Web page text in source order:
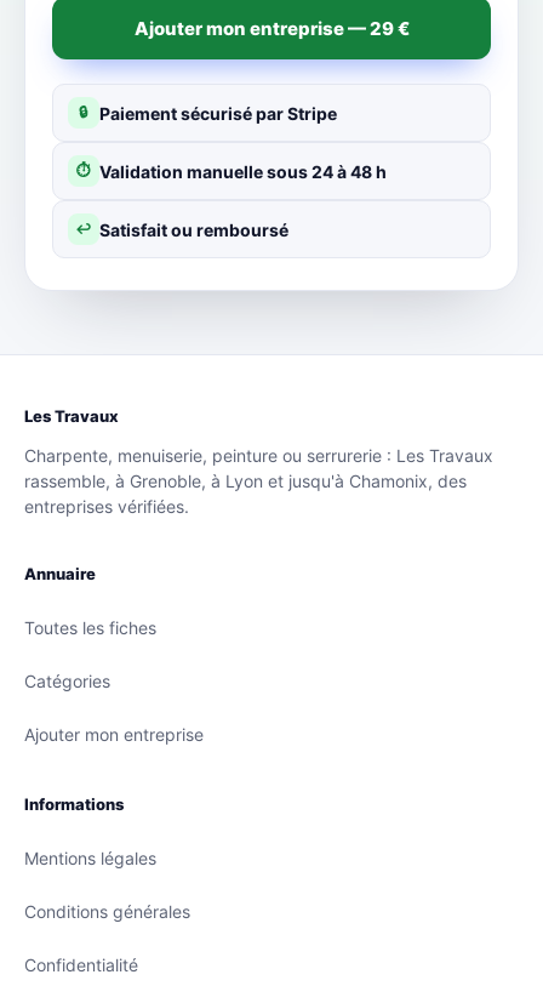
Ajouter mon entreprise — 29 €
🔒 Paiement sécurisé par Stripe
⏱ Validation manuelle sous 24 à 48 h
↩ Satisfait ou remboursé
Les Travaux
Charpente, menuiserie, peinture ou serrurerie : Les Travaux
rassemble, à Grenoble, à Lyon et jusqu'à Chamonix, des
entreprises vérifiées.
Annuaire
Toutes les fiches
Catégories
Ajouter mon entreprise
Informations
Mentions légales
Conditions générales
Confidentialité